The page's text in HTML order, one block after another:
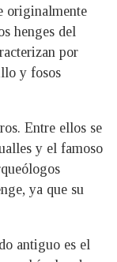
originalmente
henges del
por
y fosos
Entre ellos se
y el famoso
ya que su
antiguo es el